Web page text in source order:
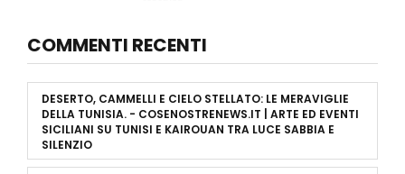
COMMENTI RECENTI
DESERTO, CAMMELLI E CIELO STELLATO: LE MERAVIGLIE
DELLA TUNISIA. - COSENOSTRENEWS.IT | ARTE ED EVENTI
SICILIANI SU TUNISI E KAIROUAN TRA LUCE SABBIA E
SILENZIO